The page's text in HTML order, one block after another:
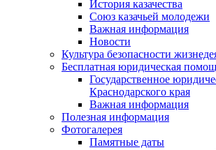
История казачества
Союз казачьей молодежи
Важная информация
Новости
Культура безопасности
Бесплатная юридическая
Государственное
Краснодарского края
Важная информация
Полезная информация
Фотогалерея
Памятные даты